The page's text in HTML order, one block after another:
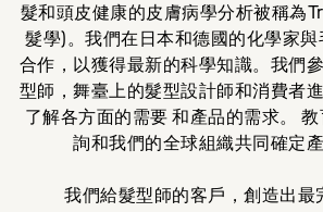
髮和頭皮健康的皮膚病學分析被稱為
髮學)。我們在日本和德國的化學家
合作，以獲得最新的科學知識。我們
型師，舞臺上的髮型設計師和消費者
了解各方面的需要 和產品的需求。
詢和我們的全球組織共同確定產
我們給髮型師的客戶，創造出最